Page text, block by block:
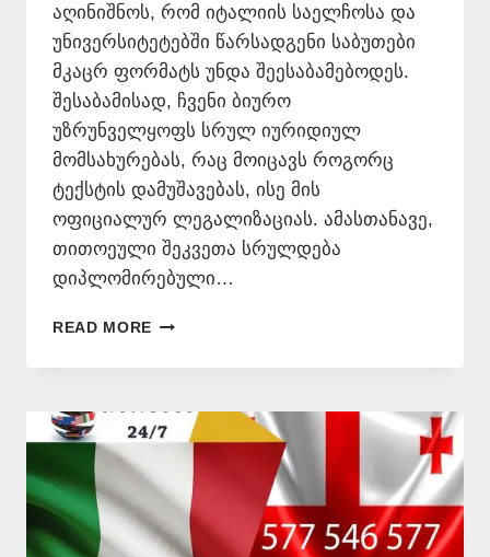
აღინიშნოს, რომ იტალიის საელჩოსა და
უნივერსიტეტებში წარსადგენი საბუთები
მკაცრ ფორმატს უნდა შეესაბამებოდეს.
შესაბამისად, ჩვენი ბიურო
უზრუნველყოფს სრულ იურიდიულ
მომსახურებას, რაც მოიცავს როგორც
ტექსტის დამუშავებას, ისე მის
ოფიციალურ ლეგალიზაციას. ამასთანავე,
თითოეული შეკვეთა სრულდება
დიპლომირებული…
READ MORE ᲘᲢᲐᲚᲘᲣᲠᲘ
ᲗᲐᲠᲒᲛᲜᲐ
577
546